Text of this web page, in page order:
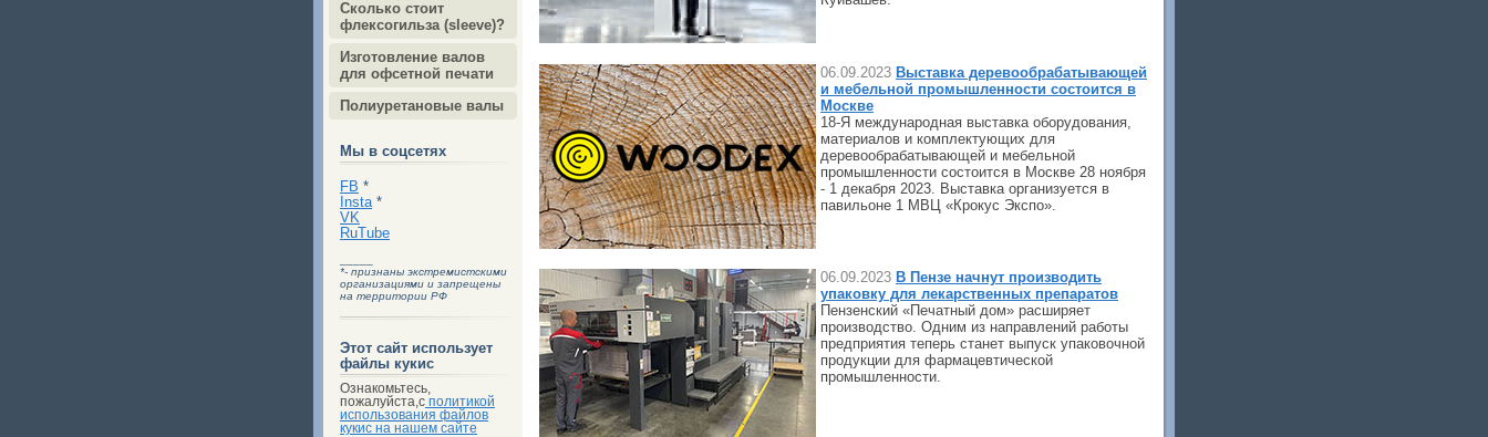
Сколько стоит
флексогильза (sleeve)?
Изготовление валов
для офсетной печати
Полиуретановые валы
Мы в соцсетях
FB *
Insta *
VK
RuTube
*- признаны экстремистскими
организациями и запрещены
на территории РФ
Этот сайт использует
файлы кукис
Ознакомьтесь,
пожалуйста,с политикой
использования файлов
кукис на нашем сайте
06.09.2023 Выставка деревообрабатывающей
и мебельной промышленности состоится в
Москве
18-Я международная выставка оборудования,
материалов и комплектующих для
деревообрабатывающей и мебельной
промышленности состоится в Москве 28 ноября
- 1 декабря 2023. Выставка организуется в
павильоне 1 МВЦ «Крокус Экспо».
06.09.2023 В Пензе начнут производить
упаковку для лекарственных препаратов
Пензенский «Печатный дом» расширяет
производство. Одним из направлений работы
предприятия теперь станет выпуск упаковочной
продукции для фармацевтической
промышленности.